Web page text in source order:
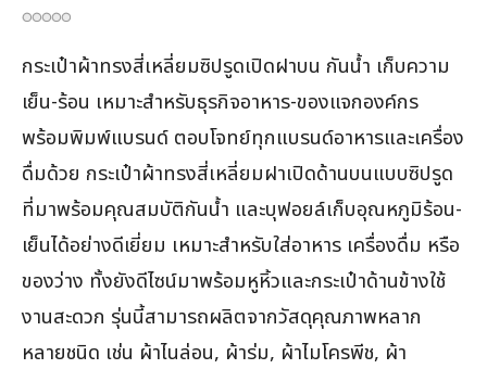
กระเป๋าผ้าทรงสี่เหลี่ยมซิปรูดเปิดฝาบน กันน้ำ เก็บความ
เย็น-ร้อน เหมาะสำหรับธุรกิจอาหาร-ของแจกองค์กร
พร้อมพิมพ์แบรนด์ ตอบโจทย์ทุกแบรนด์อาหารและเครื่อง
ดื่มด้วย กระเป๋าผ้าทรงสี่เหลี่ยมฝาเปิดด้านบนแบบซิปรูด
ที่มาพร้อมคุณสมบัติกันน้ำ และบุฟอยล์เก็บอุณหภูมิร้อน-
เย็นได้อย่างดีเยี่ยม เหมาะสำหรับใส่อาหาร เครื่องดื่ม หรือ
ของว่าง ทั้งยังดีไซน์มาพร้อมหูหิ้วและกระเป๋าด้านข้างใช้
งานสะดวก รุ่นนี้สามารถผลิตจากวัสดุคุณภาพหลาก
หลายชนิด เช่น ผ้าไนล่อน, ผ้าร่ม, ผ้าไมโครพีช, ผ้า